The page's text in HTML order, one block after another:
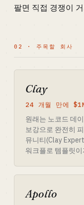
팔면 직접 경쟁이
02 · 주목할 회사
Clay
24 개월 만에
원래는 노코드 데
보강으로 완전히
뮤니티(Clay
워크플로 템플릿
Apollo